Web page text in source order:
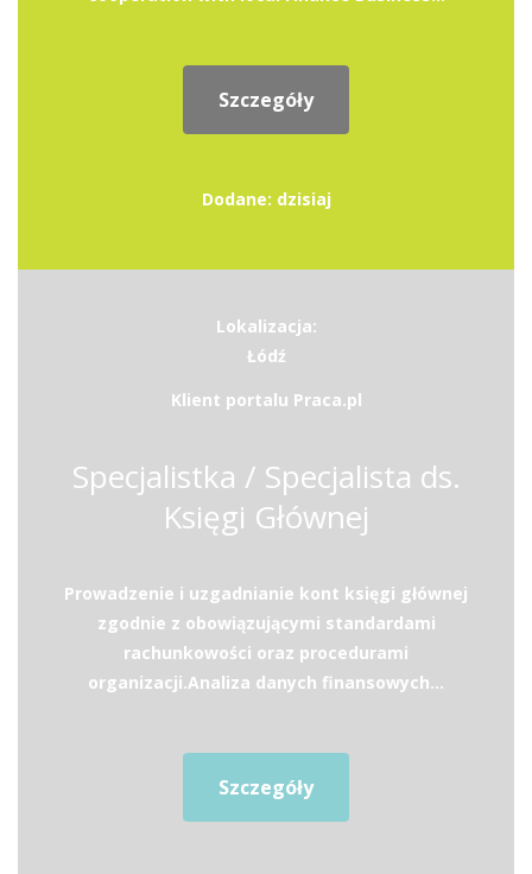
Szczegóły
Dodane: dzisiaj
Lokalizacja:
Łódź
Klient portalu Praca.pl
Specjalistka / Specjalista ds.
Księgi Głównej
Prowadzenie i uzgadnianie kont księgi głównej
zgodnie z obowiązującymi standardami
rachunkowości oraz procedurami
organizacji.Analiza danych finansowych...
Szczegóły